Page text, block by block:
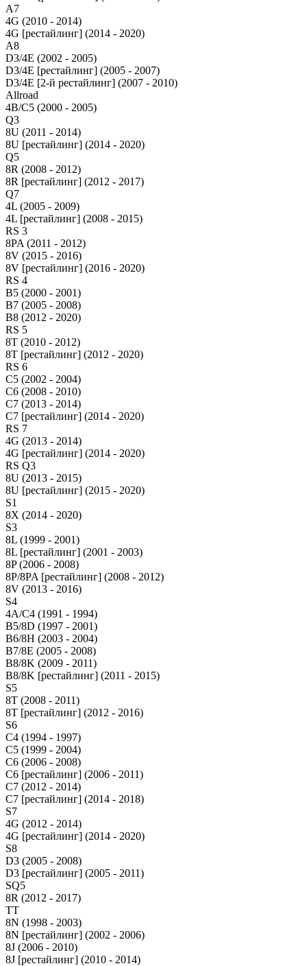
A7
4G (2010 - 2014)
4G [рестайлинг] (2014 - 2020)
A8
D3/4E (2002 - 2005)
D3/4E [рестайлинг] (2005 - 2007)
D3/4E [2-й рестайлинг] (2007 - 2010)
Allroad
4B/C5 (2000 - 2005)
Q3
8U (2011 - 2014)
8U [рестайлинг] (2014 - 2020)
Q5
8R (2008 - 2012)
8R [рестайлинг] (2012 - 2017)
Q7
4L (2005 - 2009)
4L [рестайлинг] (2008 - 2015)
RS 3
8PA (2011 - 2012)
8V (2015 - 2016)
8V [рестайлинг] (2016 - 2020)
RS 4
B5 (2000 - 2001)
B7 (2005 - 2008)
B8 (2012 - 2020)
RS 5
8T (2010 - 2012)
8T [рестайлинг] (2012 - 2020)
RS 6
C5 (2002 - 2004)
C6 (2008 - 2010)
C7 (2013 - 2014)
C7 [рестайлинг] (2014 - 2020)
RS 7
4G (2013 - 2014)
4G [рестайлинг] (2014 - 2020)
RS Q3
8U (2013 - 2015)
8U [рестайлинг] (2015 - 2020)
S1
8X (2014 - 2020)
S3
8L (1999 - 2001)
8L [рестайлинг] (2001 - 2003)
8P (2006 - 2008)
8P/8PA [рестайлинг] (2008 - 2012)
8V (2013 - 2016)
S4
4A/C4 (1991 - 1994)
B5/8D (1997 - 2001)
B6/8H (2003 - 2004)
B7/8E (2005 - 2008)
B8/8K (2009 - 2011)
B8/8K [рестайлинг] (2011 - 2015)
S5
8T (2008 - 2011)
8T [рестайлинг] (2012 - 2016)
S6
C4 (1994 - 1997)
C5 (1999 - 2004)
C6 (2006 - 2008)
C6 [рестайлинг] (2006 - 2011)
C7 (2012 - 2014)
C7 [рестайлинг] (2014 - 2018)
S7
4G (2012 - 2014)
4G [рестайлинг] (2014 - 2020)
S8
D3 (2005 - 2008)
D3 [рестайлинг] (2005 - 2011)
SQ5
8R (2012 - 2017)
TT
8N (1998 - 2003)
8N [рестайлинг] (2002 - 2006)
8J (2006 - 2010)
8J [рестайлинг] (2010 - 2014)